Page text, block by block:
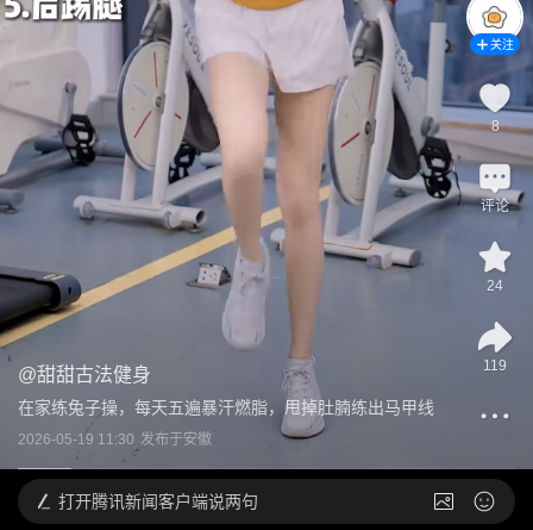
@甜甜古法健身
在家练兔子操，每天五遍暴汗燃脂，甩掉肚腩练出马甲线
2026-05-19 11:30 发布于安徽
关注
8
评论
24
119
打开腾讯新闻客户端说两句